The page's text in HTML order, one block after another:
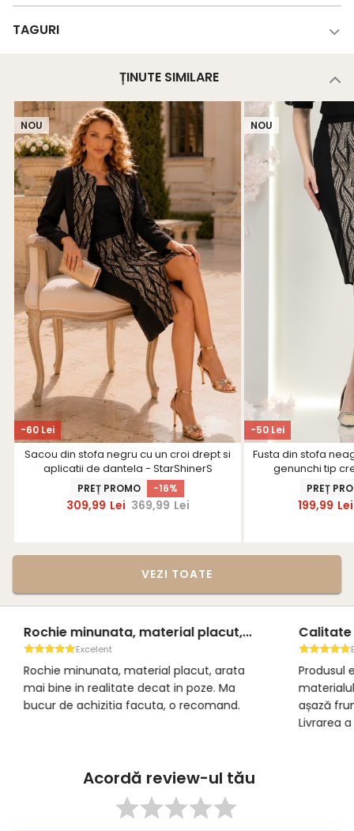
TAGURI
ȚINUTE SIMILARE
-60 Lei
NOU
Sacou din stofa negru cu un croi drept si
aplicatii de dantela - StarShinerS
PREȚ PROMO -16%
309,99 Lei 369,99 Lei
-50 Lei
NOU
Fusta din stofa
genunchi tip
PREȚ
199,99 Lei
VEZI TOATE
Rochie minunata, material placut,...
Excelent
Rochie minunata, material placut, arata
mai bine in realitate decat in poze. Ma
bucur de achizitia facuta, o recomand.
Calitate
Produsul
așază
Livrarea
Acordă review-ul tău